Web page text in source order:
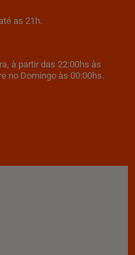
as 21h.
à partir das 22:00hs às
no Domingo às 00:00hs.